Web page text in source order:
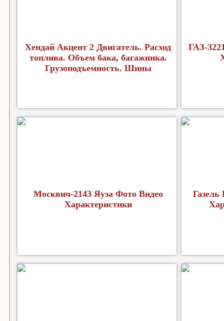
Хендай Акцент 2 Двигатель. Расход
топлива. Объем бака, багажника.
Грузоподъемность. Шины
ГАЗ-
Москвич-2143 Яуза Фото Видео
Характеристики